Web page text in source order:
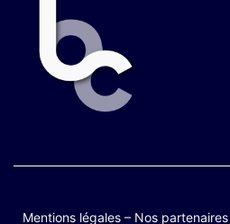
Mentions légales – Nos partenaires